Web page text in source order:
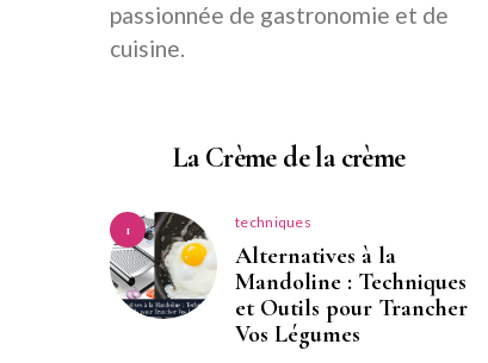
passionnée de gastronomie et de
cuisine.
La Crème de la crème
1 techniques
Alternatives à la
Mandoline : Techniques
et Outils pour Trancher
Vos Légumes